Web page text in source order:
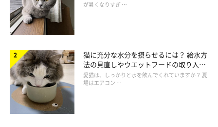
が暑くなりすぎ …
猫に充分な水分を摂らせるには？ 給水方
法の見直しやウエットフードの取り入れ
方を解説
愛猫は、しっかりと水を飲んでくれていますか？ 夏
場はエアコン …